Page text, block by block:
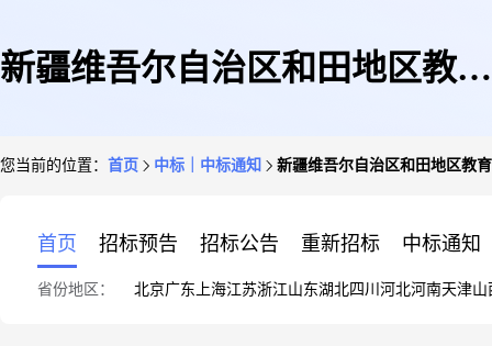
新疆维吾尔自治区和田地区教育
您当前的位置： 首页 中标｜中标通知 新疆维吾尔自治区和田地区教
首页 招标预告 招标公告 重新招标 中标通知
省份地区： 北京广东 上海江苏浙江山东湖北四川 河北河南天津山